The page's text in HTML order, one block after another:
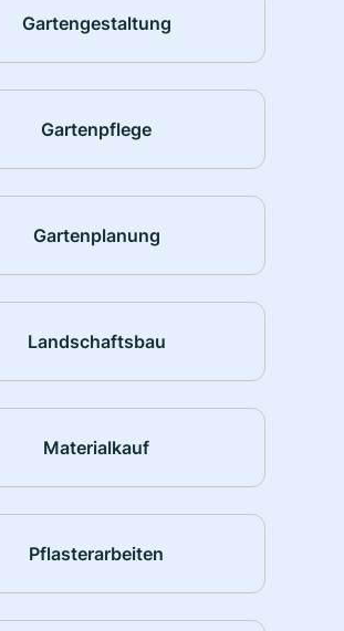
Gartengestaltung
Gartenpflege
Gartenplanung
Landschaftsbau
Materialkauf
Pflasterarbeiten